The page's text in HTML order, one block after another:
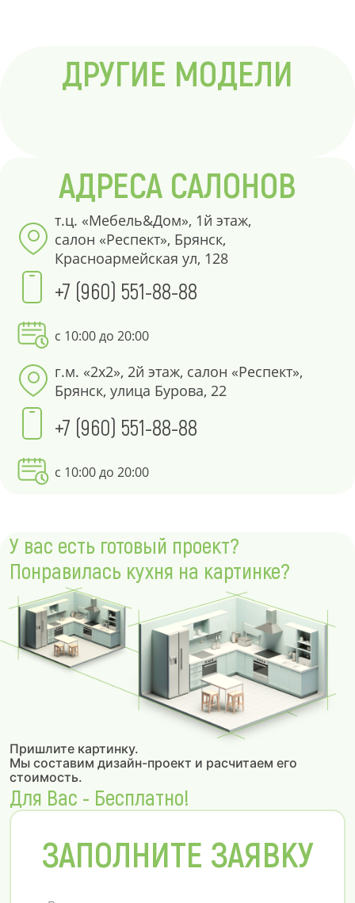
ДРУГИЕ МОДЕЛИ
АДРЕСА САЛОНОВ
т.ц. «Мебель&Дом», 1й этаж,
салон «Респект», Брянск,
Красноармейская ул, 128
+7 (960) 551-88-88
с 10:00 до 20:00
г.м. «2х2», 2й этаж, салон «Респект»,
Брянск, улица Бурова, 22
+7 (960) 551-88-88
с 10:00 до 20:00
У вас есть готовый проект?
Понравилась кухня на картинке?
Пришлите картинку.
Мы составим дизайн-проект и расчитаем его
стоимость.
Для Вас - Бесплатно!
ЗАПОЛНИТЕ ЗАЯВКУ